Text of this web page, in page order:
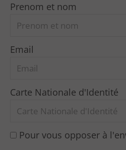
Prenom et nom
Email
Carte Nationale d'Identité
Pour vous opposer à